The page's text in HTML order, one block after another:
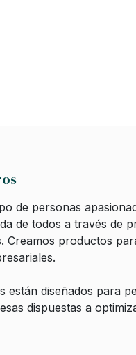
de personas
de todos a través de
Creamos productos
están diseñados para
dispuestas a